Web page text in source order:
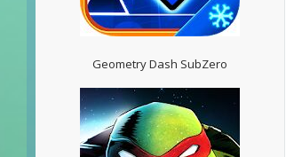
Geometry Dash SubZero